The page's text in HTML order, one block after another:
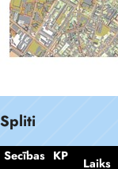
Spliti
Secības KP
Laiks